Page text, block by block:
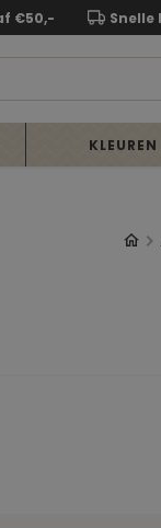
€50,- Snelle
KLEUREN